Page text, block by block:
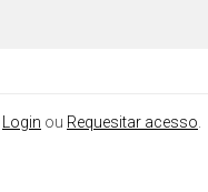
Login ou Requesitar acesso.